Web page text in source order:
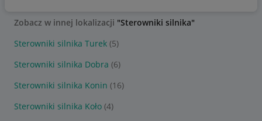
Zobacz w innej lokalizacji "Sterowniki silnika"
Sterowniki silnika Turek (5)
Sterowniki silnika Dobra (6)
Sterowniki silnika Konin (16)
Sterowniki silnika Koło (4)